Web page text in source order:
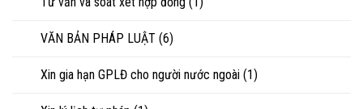
VĂN BẢN PHÁP LUẬT (6)
Xin gia hạn GPLĐ cho người nước ngoài (1)